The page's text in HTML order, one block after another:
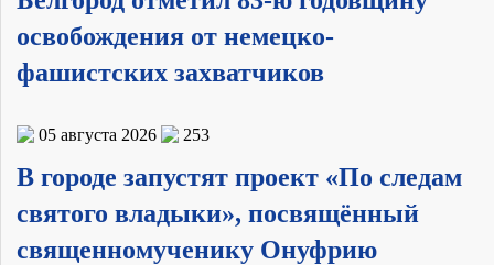
освобождения от немецко-
фашистских захватчиков
05 августа 2026 253
В городе запустят проект «По следам
святого владыки», посвящённый
священномученику Онуфрию